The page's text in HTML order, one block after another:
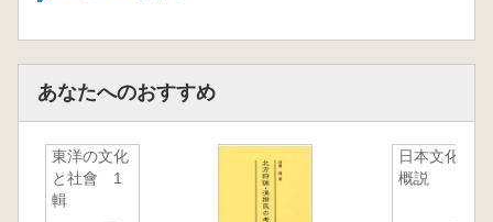
あなたへのおすすめ
東洋の文化
と社會 1
輯
日本文化史
概説